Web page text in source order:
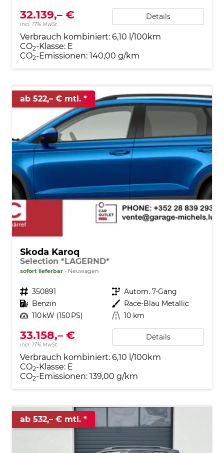
32.139,– €
incl. 17% MwSt.
Details
Verbrauch kombiniert: 6,10 l/100km
CO2-Klasse: E
CO2-Emissionen: 140,00 g/km
ab 522,– € mtl.
Skoda Karoq
Selection *LAGERND*
sofort lieferbar Neuwagen
Fahrzeugnr. 350891 Getriebe Autom. 7-Gang
Kraftstoff Benzin Außenfarbe Race-Blau Metallic
Leistung 110 kW (150 PS) Kilometerstand 10 km
33.158,– €
incl. 17% MwSt.
Details
Verbrauch kombiniert: 6,10 l/100km
CO2-Klasse: E
CO2-Emissionen: 139,00 g/km
ab 532,– € mtl.